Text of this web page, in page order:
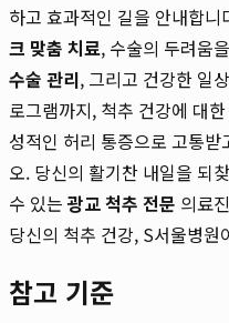
하고 효과적인 길을 안내합
크 맞춤 치료, 수술의 두려움
수술 관리, 그리고 건강한 일
로그램까지, 척추 건강에 대
성적인 허리 통증으로 고통
오. 당신의 활기찬 내일을 되
수 있는광교 척추 전문 의료
당신의 척추 건강, S서울병
참고 기준